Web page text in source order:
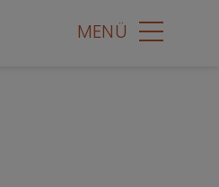
MENÜ